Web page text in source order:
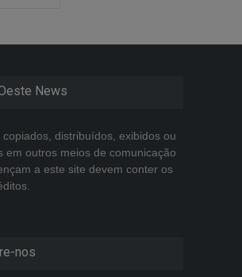
News
copiados, distribuídos, exibidos ou
em outros meios de comunicação
a este site devem conter os
nos